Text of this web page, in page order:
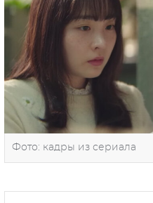
Фото: кадры из сериала